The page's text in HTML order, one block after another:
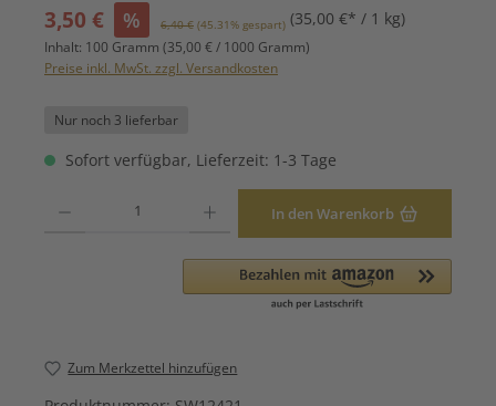
Verkaufspreis:
3,50 € % Regulärer Preis:
6,40 € (45.31% gespart) (35,00 €* / 1 kg)
Inhalt: 100 Gramm (35,00 € / 1000 Gramm)
Preise inkl. MwSt. zzgl. Versandkosten
Nur noch 3 lieferbar
Sofort verfügbar, Lieferzeit: 1-3 Tage
In den Warenkorb
Zum Merkzettel hinzufügen